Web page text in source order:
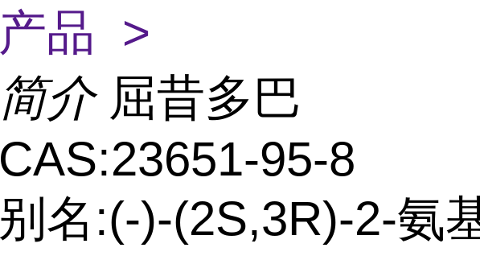
产品 >
简介 屈昔多巴
CAS:23651-95-8
别名:(-)-(2S,3R)-2-氨